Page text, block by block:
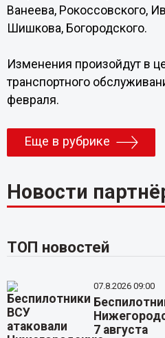
Ванеева, Рокоссовского,
Шишкова, Богородского.
Изменения произойдут в
транспортного
февраля.
Еще в рубрике
Новости
ТОП новостей
07.8.2026 09:00
7 августа